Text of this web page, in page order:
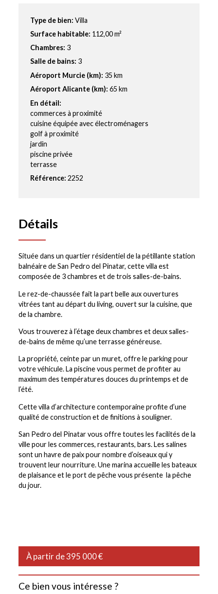
Type de bien: Villa
Surface habitable: 112,00 m²
Chambres: 3
Salle de bains: 3
Aéroport Murcie (km): 35 km
Aéroport Alicante (km): 65 km
En détail:
commerces à proximité
cuisine équipée avec électroménagers
golf à proximité
jardin
piscine privée
terrasse
Référence:2252
Détails
Située dans un quartier résidentiel de la pétillante station
balnéaire de San Pedro del Pinatar, cette villa est
composée de 3 chambres et de trois salles-de-bains.
Le rez-de-chaussée fait la part belle aux ouvertures
vitrées tant au départ du living, ouvert sur la cuisine, que
de la chambre.
Vous trouverez à l’étage deux chambres et deux salles-
de-bains de même qu’une terrasse généreuse.
La propriété, ceinte par un muret, offre le parking pour
votre véhicule. La piscine vous permet de profiter au
maximum des températures douces du printemps et de
l’été.
Cette villa d’architecture contemporaine profite d’une
qualité de construction et de finitions à souligner.
San Pedro del Pinatar vous offre toutes les facilités de la
ville pour les commerces, restaurants, bars. Les salines
sont un havre de paix pour nombre d’oiseaux qui y
trouvent leur nourriture. Une marina accueille les bateaux
de plaisance et le port de pêche vous présente la pêche
du jour.
À partir de 395 000 €
Ce bien vous intéresse ?